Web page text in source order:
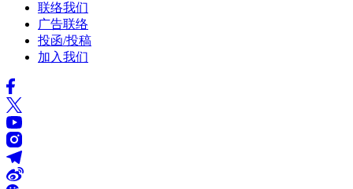
联络我们
广告联络
投函/投稿
加入我们